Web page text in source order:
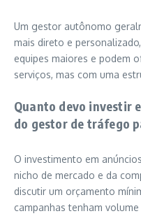
Um gestor autônomo
mais direto e
equipes maiores e podem
serviços, mas com uma
Quanto devo investir
do gestor de tráfego
O investimento em
nicho de mercado e da
discutir um orçamento
campanhas tenham